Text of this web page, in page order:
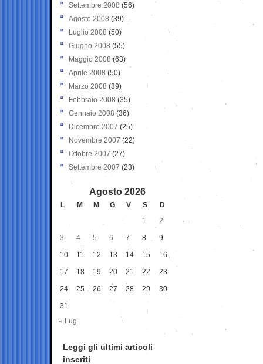
Settembre 2008 (56)
Agosto 2008 (39)
Luglio 2008 (50)
Giugno 2008 (55)
Maggio 2008(63)
Aprile 2008 (50)
Marzo 2008 (39)
Febbraio 2008 (35)
Gennaio 2008 (36)
Dicembre 2007 (25)
Novembre 2007 (22)
Ottobre 2007 (27)
Settembre 2007 (23)
Agosto 2026
L M M G V S
D
1
2
3 4 5 6 7 8 9
10 11 12 13 14 15 16
17 18 19 20 21 22 23
24 25 26 27 28 29 30
31
« Lug
Leggi gli ultimi articoli
inseriti